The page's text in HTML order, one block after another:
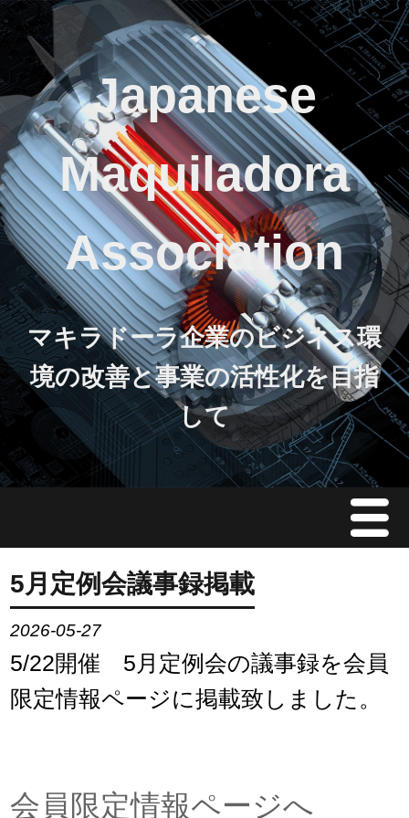
Japanese
Maquiladora
Association
マキラドーラ企業のビジネス環
境の改善と事業の活性化を目指
して
Menu
JMAについて
会員情報
イベント案内
会員限定情報
5月定例会議事録掲載
2026-05-27
5/22開催 5月定例会の議事録を会員
限定情報ページに掲載致しました。
会員限定情報ページへ